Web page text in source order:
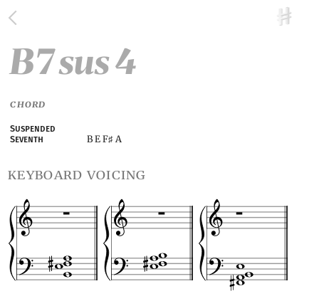
B7 sus 4
CHORD
Suspended
Seventh
B E F♯ A
keyboard voicing